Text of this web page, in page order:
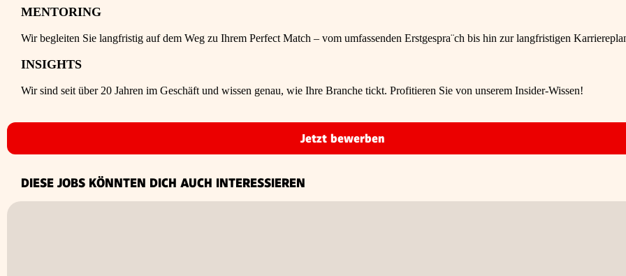
MENTORING
Wir begleiten Sie langfristig auf dem Weg zu Ihrem Perfect Match – vom umfassenden Erstgespra¨ch bis hin zur langfristigen
INSIGHTS
Wir sind seit über 20 Jahren im Geschäft und wissen genau, wie Ihre Branche tickt. Profitieren Sie von unserem Insider-Wissen!
Jetzt bewerben
DIESE JOBS KÖNNTEN DICH AUCH INTERESSIEREN